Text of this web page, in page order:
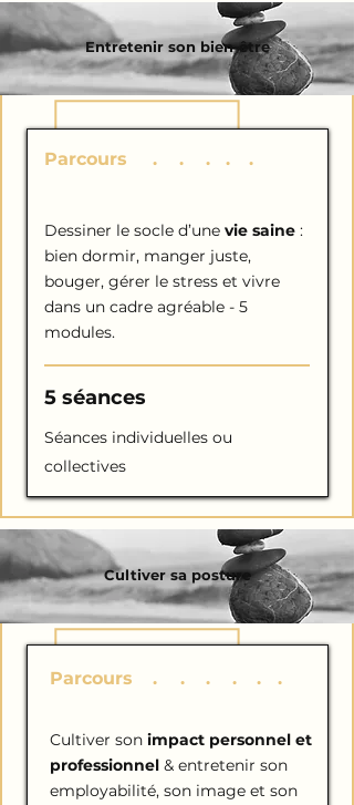
Entretenir son bien-être
Parcours . A. . . É.
Dessiner le socle d’une vie saine:
bien dormir, manger juste,
bouger, gérer le stress et vivre
dans un cadre agréable - 5
modules.
5 séances
Séances individuelles ou
collectives
Cultiver sa posture
Parcours . M. . . C. .
Cultiver son impact personnel et
professionnel& entretenir son
employabilité, son image et son